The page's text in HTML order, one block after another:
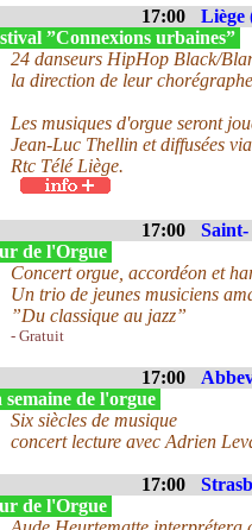
17:00 Liège
”Connexions urbaines”
24 danseurs HipHop Black/
la direction de leur
Les musiques d'orgue seront
Jean-Luc Thellin et diffusées
Rtc Télé Liège.
17:00
de l'Orgue
Concert orgue, accordéon et
Un trio de jeunes musiciens
”Du classique au jazz”
- Gratuit
17:00
de l'orgue
Six siècles de musique
concert lecture avec Adrien
17:00
de l'Orgue